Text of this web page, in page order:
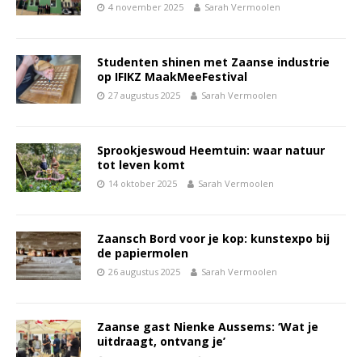
4 november 2025 Sarah Vermoolen
Studenten shinen met Zaanse industrie
op IFIKZ MaakMeeFestival
27 augustus 2025 Sarah Vermoolen
Sprookjeswoud Heemtuin: waar natuur
tot leven komt
14 oktober 2025 Sarah Vermoolen
Zaansch Bord voor je kop: kunstexpo bij
de papiermolen
26 augustus 2025 Sarah Vermoolen
Zaanse gast Nienke Aussems: ‘Wat je
uitdraagt, ontvang je’